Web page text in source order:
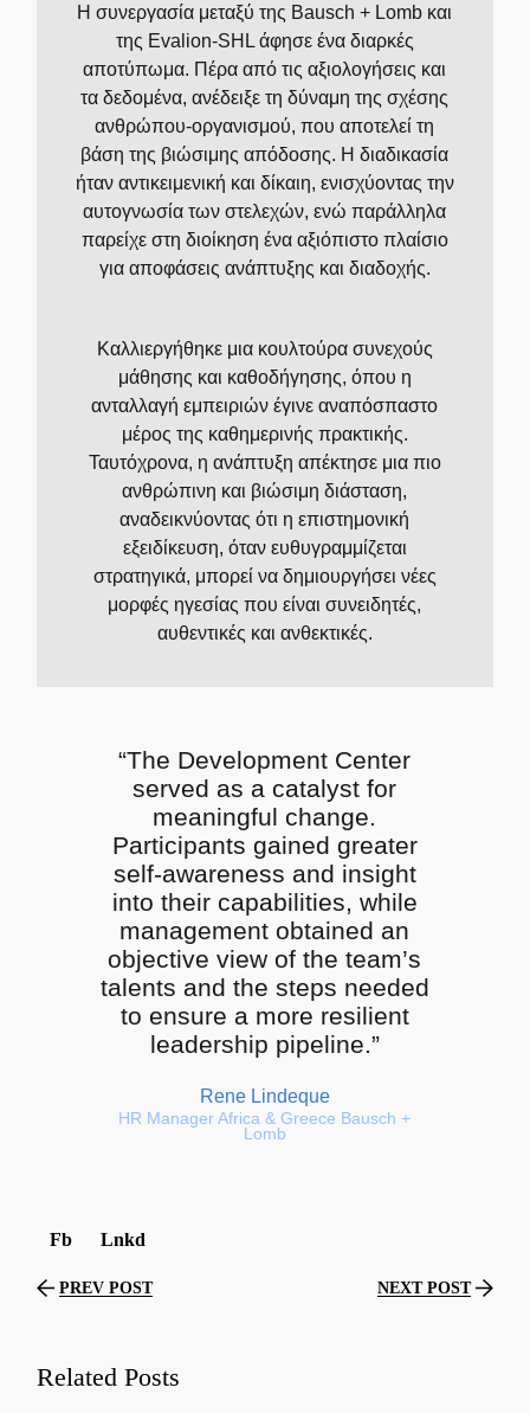
Η συνεργασία μεταξύ της Bausch + Lomb και
της Evalion-SHL άφησε ένα διαρκές
αποτύπωμα. Πέρα από τις αξιολογήσεις και
τα δεδομένα, ανέδειξε τη δύναμη της σχέσης
ανθρώπου-οργανισμού, που αποτελεί τη
βάση της βιώσιμης απόδοσης. Η διαδικασία
ήταν αντικειμενική και δίκαιη, ενισχύοντας την
αυτογνωσία των στελεχών, ενώ παράλληλα
παρείχε στη διοίκηση ένα αξιόπιστο πλαίσιο
για αποφάσεις ανάπτυξης και διαδοχής.
Καλλιεργήθηκε μια κουλτούρα συνεχούς
μάθησης και καθοδήγησης, όπου η
ανταλλαγή εμπειριών έγινε αναπόσπαστο
μέρος της καθημερινής πρακτικής.
Ταυτόχρονα, η ανάπτυξη απέκτησε μια πιο
ανθρώπινη και βιώσιμη διάσταση,
αναδεικνύοντας ότι η επιστημονική
εξειδίκευση, όταν ευθυγραμμίζεται
στρατηγικά, μπορεί να δημιουργήσει νέες
μορφές ηγεσίας που είναι συνειδητές,
αυθεντικές και ανθεκτικές.
“The Development Center
served as a catalyst for
meaningful change.
Participants gained greater
self-awareness and insight
into their capabilities, while
management obtained an
objective view of the team’s
talents and the steps needed
to ensure a more resilient
leadership pipeline.”
Rene Lindeque
HR Manager Africa & Greece Bausch +
Lomb
Fb Lnkd
PREV POST NEXT POST
Related Posts